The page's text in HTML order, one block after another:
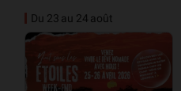
Du 23 au 24 août